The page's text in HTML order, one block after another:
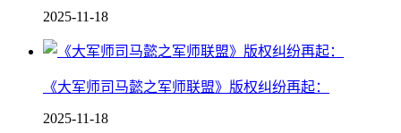
2025-11-18
《大军师司马懿之军师联盟》版权纠纷再起：
2025-11-18